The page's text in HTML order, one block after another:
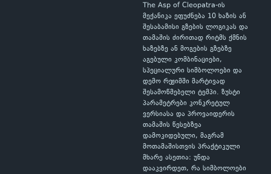
The Asp of Cleopatra-ის
მექანიკა ეფუძნება 10 ხაზის ან
შესაბამისი გზების ლოგიკას და
თამაშის ძირითად რიტმს ქმნის
ხაზებზე ან მოგების გზებზე
აგებული კომბინაციები,
სპეციალური სიმბოლოები და
დემო რეჟიმში მარტივად
შესამოწმებელი ტემპი. ზუსტი
პარამეტრები კონკრეტულ
ვერსიასა და პროვაიდერის
თამაშის წესებზეა
დამოკიდებული, მაგრამ
მოთამაშისთვის პრაქტიკული
მხარე ასეთია: უნდა
დააკვირდეთ, რა სიმბოლოები